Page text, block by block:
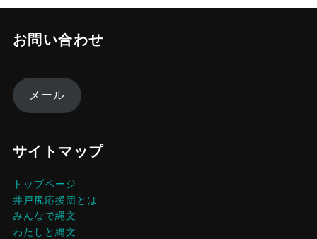
お問い合わせ
メール
サイトマップ
トップページ
井戸尻応援団とは
みんなで縄文
わたしと縄文